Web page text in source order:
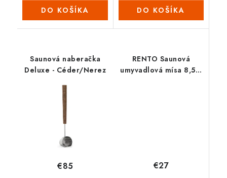
DO KOŠÍKA DO KOŠÍKA
Saunová naberačka
Deluxe - Céder/Nerez
€85
RENTO Saunová
umyvadlová mísa 8,5 L
€27